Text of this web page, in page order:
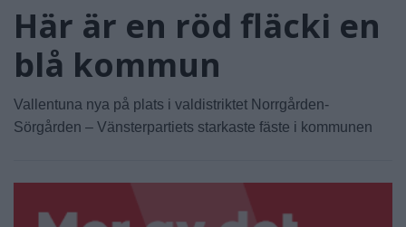
Här är en röd fläcki en
blå kommun
Vallentuna nya på plats i valdistriktet Norrgården-
Sörgården – Vänsterpartiets starkaste fäste i kommunen